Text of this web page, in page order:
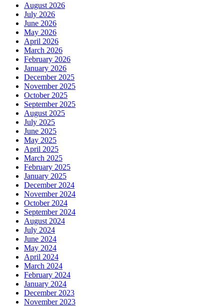
August 2026
July 2026
June 2026
May 2026
April 2026
March 2026
February 2026
January 2026
December 2025
November 2025
October 2025
September 2025
August 2025
July 2025
June 2025
May 2025
April 2025
March 2025
February 2025
January 2025
December 2024
November 2024
October 2024
September 2024
August 2024
July 2024
June 2024
May 2024
April 2024
March 2024
February 2024
January 2024
December 2023
November 2023